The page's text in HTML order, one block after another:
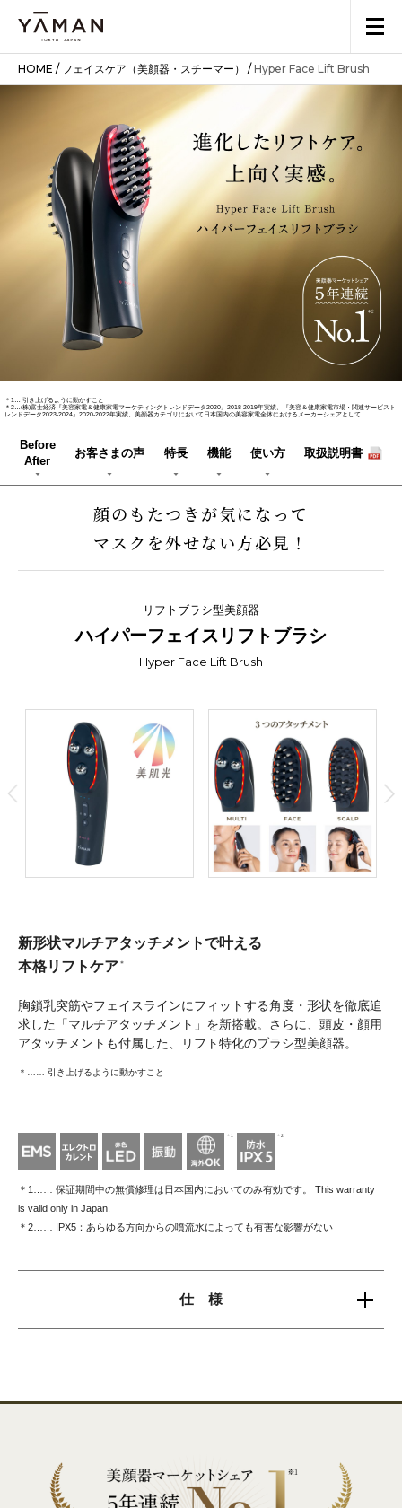
HOME / フェイスケア（美顔器・スチーマー） / Hyper Face Lift Brush
＊1… 引き上げるように動かすこと
＊2…(株)富士経済『美容家電＆健康家電マーケティングトレンドデータ2020』2018-2019年実績、『美容＆健康家電市場・関連サービスト
レンドデータ2023-2024』2020-2022年実績、美顔器カテゴリにおいて日本国内の美容家電全体におけるメーカーシェアとして
Before
After
お客さまの声 特⻑ 機能 使い方 取扱説明書
顔のもたつきが気になって
マスクを外せない⽅必⾒！
リフトブラシ型美顔器
ハイパーフェイスリフトブラシ
Hyper Face Lift Brush
新形状マルチアタッチメントで叶える
本格リフトケア ＊
胸鎖乳突筋やフェイスラインにフィットする⾓度・形状を徹底追
求した「マルチアタッチメント」を新搭載。さらに、頭⽪・顔⽤
アタッチメントも付属した、リフト特化のブラシ型美顔器。
＊…… 引き上げるように動かすこと
＊1 ＊2
＊1…… 保証期間中の無償修理は日本国内においてのみ有効です。 This warranty
is valid only in Japan.
＊2…… IPX5：あらゆる方向からの噴流水によっても有害な影響がない
仕 様